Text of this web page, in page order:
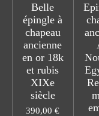
Belle
épingle à
chapeau
ancienne
en or 18k
et rubis
XIXe
siècle
390,00 €